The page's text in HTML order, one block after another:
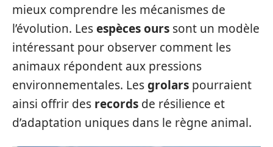
mieux comprendre les mécanismes de
l’évolution. Lesespècesours sont un modèle
intéressant pour observer comment les
animaux répondent aux pressions
environnementales. Lesgrolars pourraient
ainsi offrir des records de résilience et
d’adaptation uniques dans le règne animal.